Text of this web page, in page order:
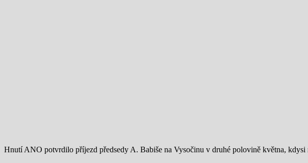
Hnutí ANO potvrdilo příjezd předsedy A. Babiše na Vysočinu v druhé polovině května,